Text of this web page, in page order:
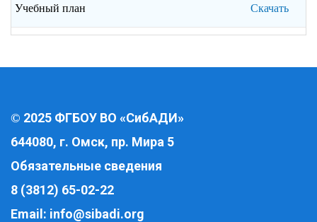
Учебный план Скачать
© 2025 ФГБОУ ВО «СибАДИ»
644080, г. Омск, пр. Мира 5
Обязательные сведения
8 (3812) 65-02-22
Email: info@sibadi.org